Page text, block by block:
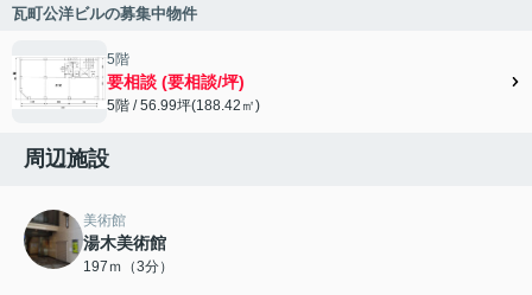
瓦町公洋ビルの募集中物件
5階
要相談 (要相談/坪)
5階 / 56.99坪(188.42㎡)
周辺施設
美術館
湯木美術館
197ｍ（3分）